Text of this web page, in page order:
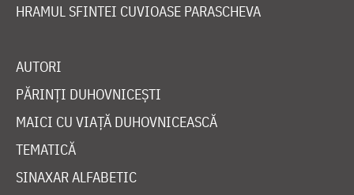
HRAMUL SFINTEI CUVIOASE PARASCHEVA
AUTORI
PĂRINȚI DUHOVNICEȘTI
MAICI CU VIAȚĂ DUHOVNICEASCĂ
TEMATICĂ
SINAXAR ALFABETIC